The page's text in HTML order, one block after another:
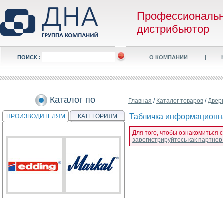
дистрибьютор
ПОИСК : О КОМПАНИИ |
Каталог по
ПРОИЗВОДИТЕЛЯМ КАТЕГОРИЯМ
Главная / Каталог товаров /
Табличка
Для того, чтобы ознакомиться
зарегистрируйтесь как